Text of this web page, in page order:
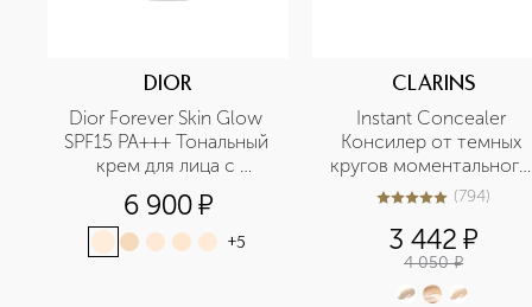
DIOR
Dior Forever Skin Glow
SPF15 PA+++ Тональный
крем для лица с
сияющим финишем
6 900¤
+5
CLARINS
Instant Concealer
Консилер от темных
кругов моментального
действия SPF15
5из 5794 (794)
3 442 ¤
4 050 ¤